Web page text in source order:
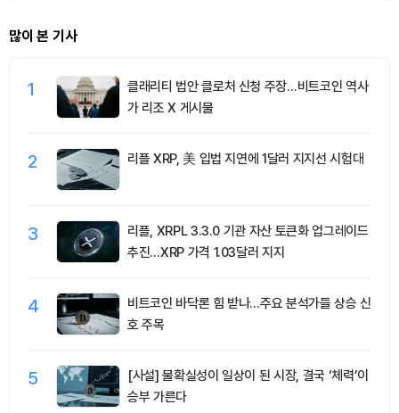
많이 본 기사
1
클래리티 법안 클로처 신청 주장…비트코인 역사
가 리조 X 게시물
2 리플 XRP, 美 입법 지연에 1달러 지지선 시험대
3
리플, XRPL 3.3.0 기관 자산 토큰화 업그레이드
추진…XRP 가격 1.03달러 지지
4
비트코인 바닥론 힘 받나…주요 분석가들 상승 신
호 주목
5
[사설] 불확실성이 일상이 된 시장, 결국 ‘체력’이
승부 가른다